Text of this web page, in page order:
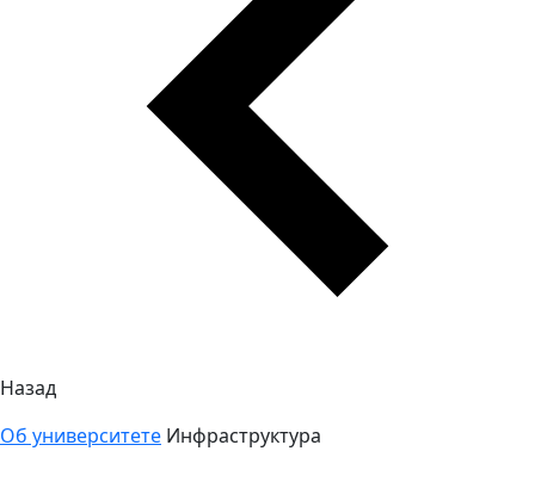
Назад
Об университете Инфраструктура